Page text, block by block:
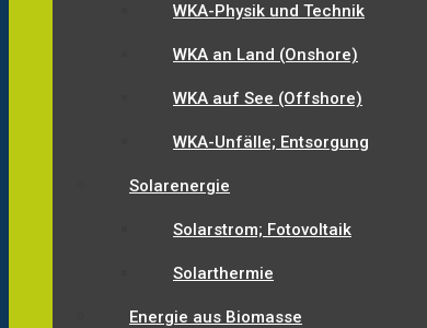
WKA-Physik und Technik
WKA an Land (Onshore)
WKA auf See (Offshore)
WKA-Unfälle; Entsorgung
Solarenergie
Solarstrom; Fotovoltaik
Solarthermie
Energie aus Biomasse